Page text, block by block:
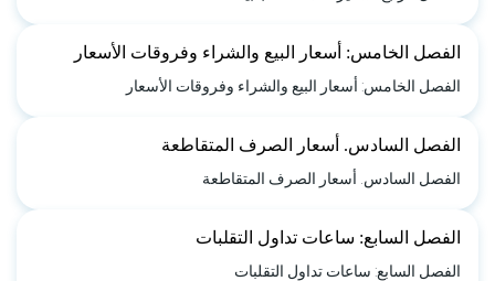
الفصل الخامس: أسعار البيع والشراء وفروقات الأسعار
الفصل الخامس: أسعار البيع والشراء وفروقات الأسعار
الفصل السادس. أسعار الصرف المتقاطعة
الفصل السادس. أسعار الصرف المتقاطعة
الفصل السابع: ساعات تداول التقلبات
الفصل السابع: ساعات تداول التقلبات